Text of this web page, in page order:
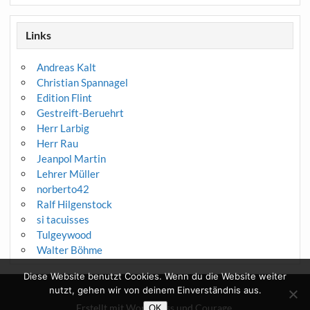
Links
Andreas Kalt
Christian Spannagel
Edition Flint
Gestreift-Beruehrt
Herr Larbig
Herr Rau
Jeanpol Martin
Lehrer Müller
norberto42
Ralf Hilgenstock
si tacuisses
Tulgeywood
Walter Böhme
Erstellt mitWordPress und Courage
Diese Website benutzt Cookies. Wenn du die Website weiter
nutzt, gehen wir von deinem Einverständnis aus.